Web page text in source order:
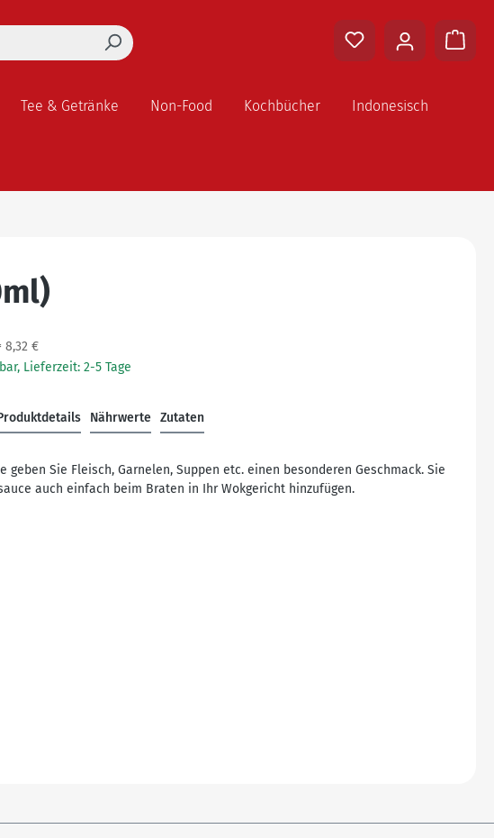
Tee & Getränke Non-Food Kochbücher Indonesisch
8,32 €
Lieferzeit: 2-5 Tage
Nährwerte Zutaten
geben Sie Fleisch, Garnelen, Suppen etc. einen besonderen Geschmack. Sie
auch einfach beim Braten in Ihr Wokgericht hinzufügen.